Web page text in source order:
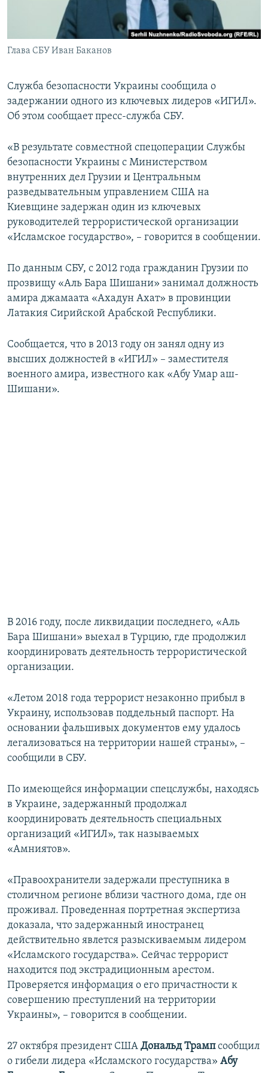
ПОБЕДИТЕЛЕЙ НЕ СУДЯТ?
КРЫМ.НЕПОКОРЕННЫЙ
ELIFBE
ПРИСОЕДИНЯЙТЕСЬ!
Все сайты RFE/RL
Глава СБУ Иван Баканов
Служба безопасности Украины сообщила о
задержании одного из ключевых лидеров «ИГИЛ».
Об этом сообщает пресс-служба СБУ.
«В результате совместной спецоперации Службы
безопасности Украины с Министерством
внутренних дел Грузии и Центральным
разведывательным управлением США на
Киевщине задержан один из ключевых
руководителей террористической организации
«Исламское государство», – говорится в сообщении.
По данным СБУ, с 2012 года гражданин Грузии по
прозвищу «Аль Бара Шишани» занимал должность
амира джамаата «Ахадун Ахат» в провинции
Латакия Сирийской Арабской Республики.
Сообщается, что в 2013 году он занял одну из
высших должностей в «ИГИЛ» – заместителя
военного амира, известного как «Абу Умар аш-
Шишани».
В 2016 году, после ликвидации последнего, «Аль
Бара Шишани» выехал в Турцию, где продолжил
координировать деятельность террористической
организации.
«Летом 2018 года террорист незаконно прибыл в
Украину, использовав поддельный паспорт. На
основании фальшивых документов ему удалось
легализоваться на территории нашей страны», –
сообщили в СБУ.
По имеющейся информации спецслужбы, находясь
в Украине, задержанный продолжал
координировать деятельность специальных
организаций «ИГИЛ», так называемых
«Амниятов».
«Правоохранители задержали преступника в
столичном регионе вблизи частного дома, где он
проживал. Проведенная портретная экспертиза
доказала, что задержанный иностранец
действительно явлется разыскиваемым лидером
«Исламского государства». Сейчас террорист
находится под экстрадиционным арестом.
Проверяется информация о его причастности к
совершению преступлений на территории
Украины», – говорится в сообщении.
27 октября президент США Дональд Трампсообщил
о гибели лидера «Исламского государства» Абу